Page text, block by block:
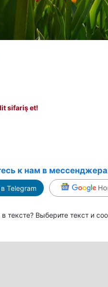
sifariş et!
к нам в
Telegram
тексте? Выберите текст и